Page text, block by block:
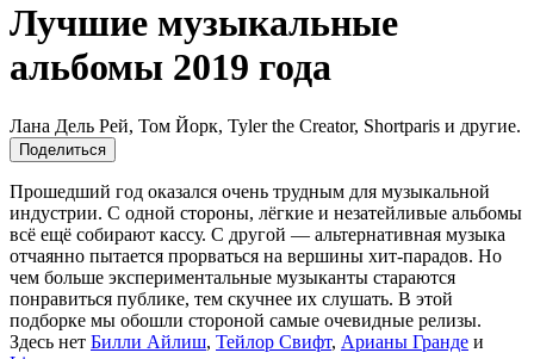
Лучшие музыкальные
альбомы 2019 года
Лана Дель Рей, Том Йорк, Tyler the Creator, Shortparis и другие.
Поделиться
Прошедший год оказался очень трудным для музыкальной
индустрии. С одной стороны, лёгкие и незатейливые альбомы
всё ещё собирают кассу. С другой — альтернативная музыка
отчаянно пытается прорваться на вершины хит-парадов. Но
чем больше экспериментальные музыканты стараются
понравиться публике, тем скучнее их слушать. В этой
подборке мы обошли стороной самые очевидные релизы.
Здесь нет Билли Айлиш, Тейлор Свифт, Арианы Гранде и